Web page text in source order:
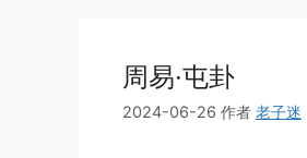
周易·屯卦
2024-06-26 作者 老子迷